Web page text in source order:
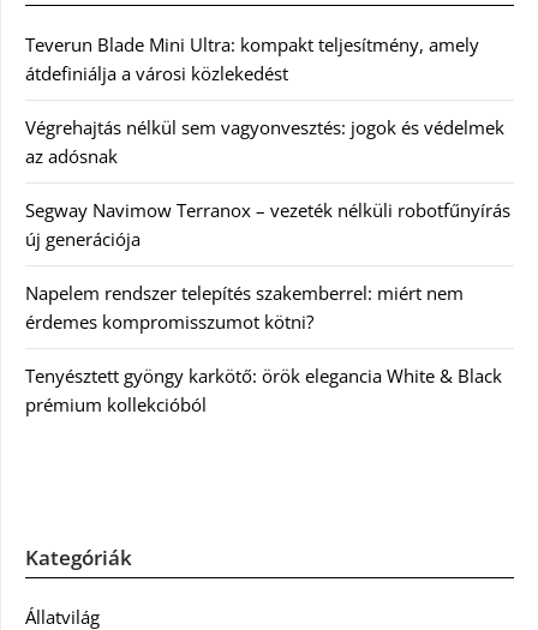
Teverun Blade Mini Ultra: kompakt teljesítmény, amely
átdefiniálja a városi közlekedést
Végrehajtás nélkül sem vagyonvesztés: jogok és védelmek
az adósnak
Segway Navimow Terranox – vezeték nélküli robotfűnyírás
új generációja
Napelem rendszer telepítés szakemberrel: miért nem
érdemes kompromisszumot kötni?
Tenyésztett gyöngy karkötő: örök elegancia White & Black
prémium kollekcióból
Kategóriák
Állatvilág